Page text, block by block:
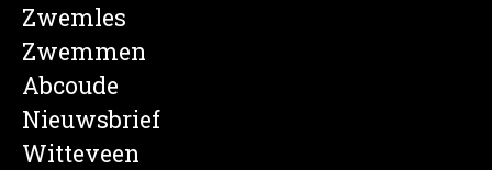
Zwemles
Zwemmen
Abcoude
Nieuwsbrief
Witteveen